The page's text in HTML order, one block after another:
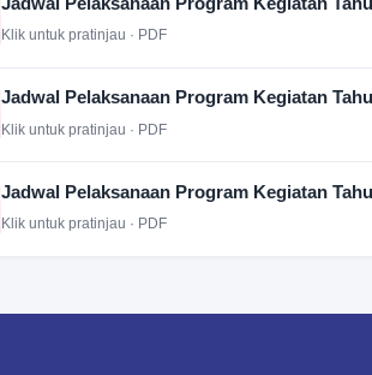
Klik untuk pratinjau · PDF
Jadwal Pelaksanaan Program Kegiatan
Klik untuk pratinjau · PDF
Jadwal Pelaksanaan Program Kegiatan
Klik untuk pratinjau · PDF